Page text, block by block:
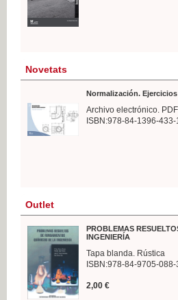
Novetats
Normalización.
Archivo electrónico.
ISBN:978-84-1396-433-
Outlet
PROBLEMAS
INGENIERÍA
Tapa blanda. Rústica
ISBN:978-84-9705-088-
2,00 €